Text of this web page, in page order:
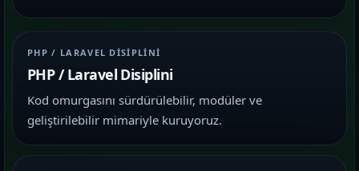
PHP / LARAVEL DISIPLINI
PHP / Laravel Disiplini
Kod omurgasını sürdürülebilir, modüler ve
geliştirilebilir mimariyle kuruyoruz.